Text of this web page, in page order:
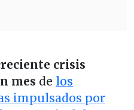
crisis
mes de los
impulsados por